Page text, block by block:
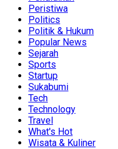
Peristiwa
Politics
Politik & Hukum
Popular News
Sejarah
Sports
Startup
Sukabumi
Tech
Technology
Travel
What's Hot
Wisata & Kuliner